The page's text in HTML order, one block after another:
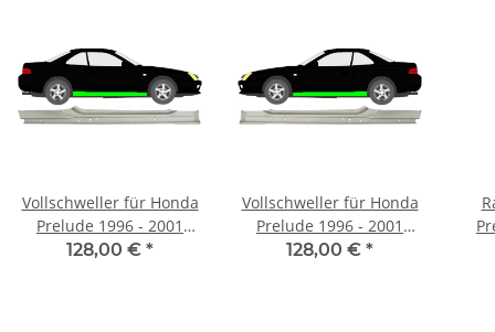
Vollschweller für Honda
Prelude 1996 - 2001
rechts
128,00 € *
Vollschweller für Honda
Prelude 1996 - 2001
links
128,00 € *